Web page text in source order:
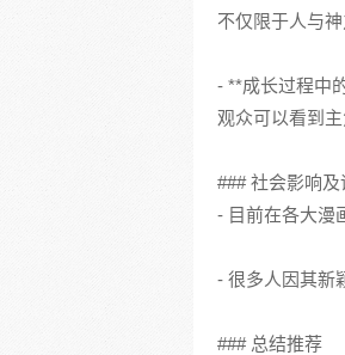
不仅限于人与
- **成长过程中
观众可以看到
### 社会影响及
- 目前在各大漫
- 很多人因其新
### 总结推荐